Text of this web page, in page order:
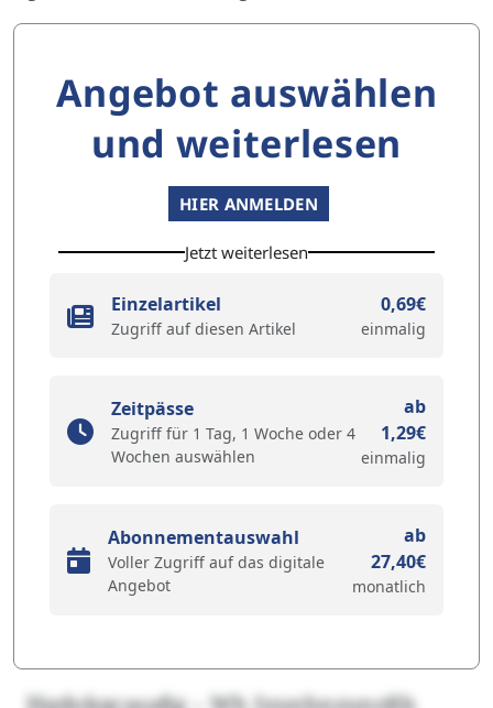
Angebot auswählen
und weiterlesen
HIER ANMELDEN
Jetzt weiterlesen
Einzelartikel
Zugriff auf diesen Artikel
0,69€
einmalig
Zeitpässe
Zugriff für 1 Tag, 1 Woche oder 4
Wochen auswählen
ab
1,29€
einmalig
Abonnementauswahl
Voller Zugriff auf das digitale
Angebot
ab
27,40€
monatlich